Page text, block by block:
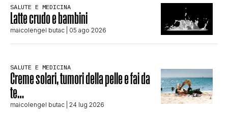
SALUTE E MEDICINA
Latte crudo e bambini
maicolengel butac | 05 ago 2026
SALUTE E MEDICINA
Creme solari, tumori della pelle e fai da
te…
maicolengel butac | 24 lug 2026